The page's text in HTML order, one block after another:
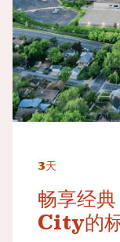
3天
畅享经
City的